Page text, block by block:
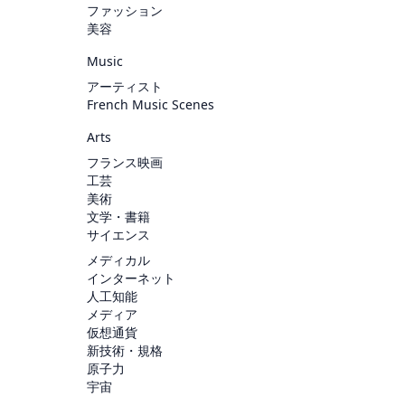
ファッション
美容
Music
アーティスト
French Music Scenes
Arts
フランス映画
工芸
美術
文学・書籍
サイエンス
メディカル
インターネット
人工知能
メディア
仮想通貨
新技術・規格
原子力
宇宙